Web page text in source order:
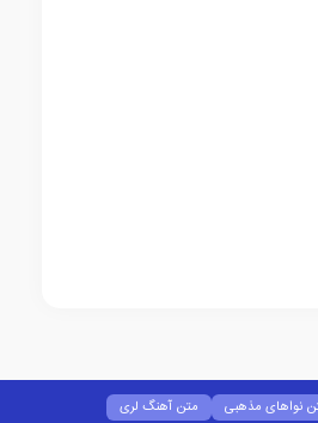
نواهای مذهبی متن آهنگ لری